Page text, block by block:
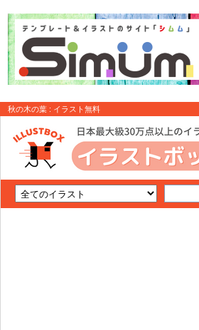
秋の木の葉 : イラスト無料